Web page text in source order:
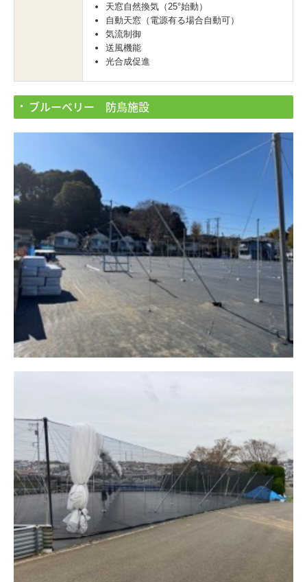
天窓自然換気（25°始動）
自動天窓（電源有る場合自動可）
気流制御
送風機能
光合成促進
ブルーベリー 防鳥施設